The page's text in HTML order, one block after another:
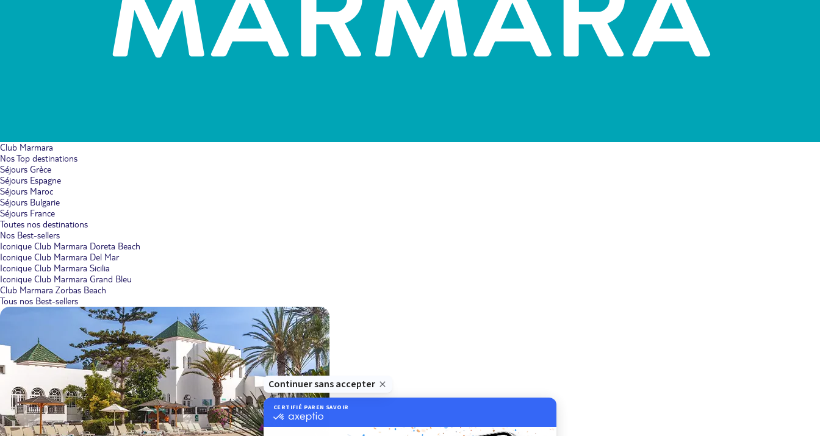
Club Marmara
Nos Top destinations
Séjours Grèce
Séjours Espagne
Séjours Maroc
Séjours Bulgarie
Séjours France
Toutes nos destinations
Nos Best-sellers
Iconique Club Marmara Doreta Beach
Iconique Club Marmara Del Mar
Iconique Club Marmara Sicilia
Iconique Club Marmara Grand Bleu
Club Marmara Zorbas Beach
Tous nos Best-sellers